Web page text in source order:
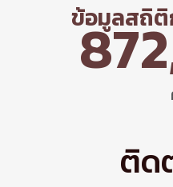
ข้อมูลสถิติ
ติด